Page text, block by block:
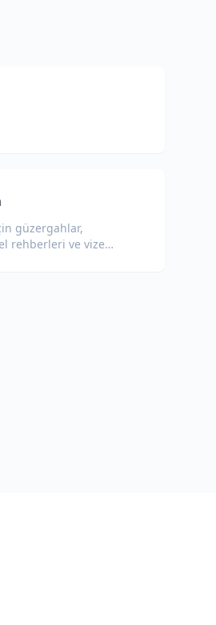
güzergahlar,
rehberleri ve vize